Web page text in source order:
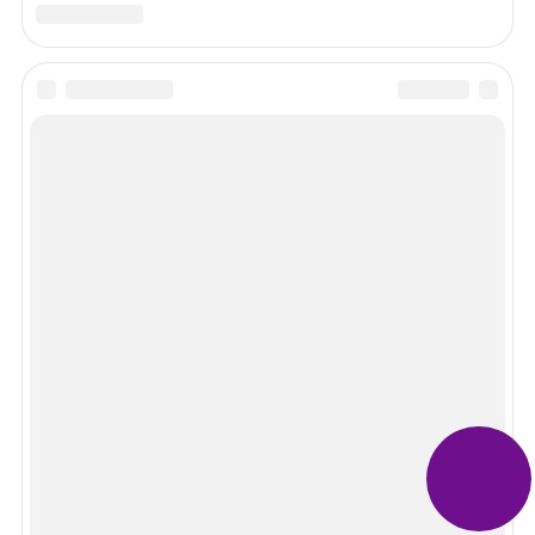
Информация на сайте носит ознакомительный характер и не
является публичной офертой, определяемой положениями
+7 (800) 551-24-06Реклама